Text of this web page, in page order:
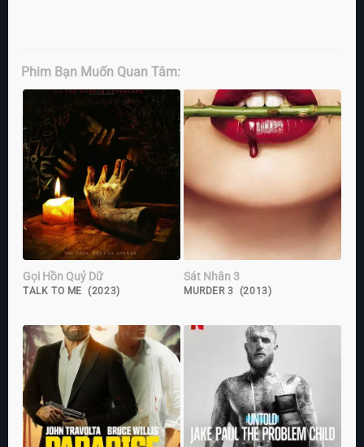
Phim Bạn Muốn Quan Tâm:
Gọi Hồn Quỷ Dữ
TALK TO ME (2023)
Sát Nhân 3
MURDER 3 (2013)